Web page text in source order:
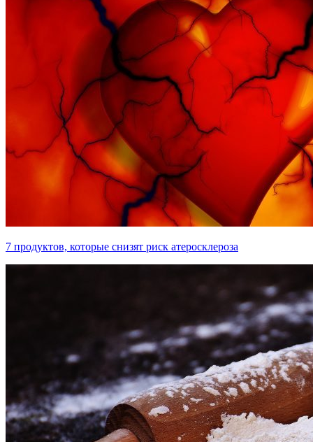
7 продуктов, которые снизят риск атеросклероза